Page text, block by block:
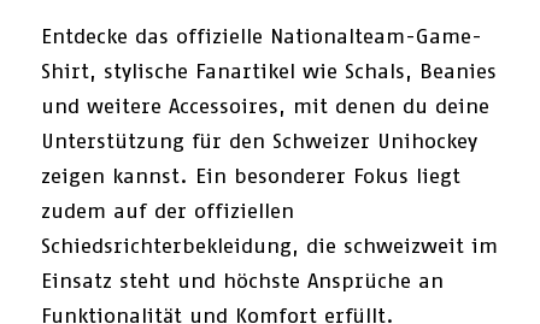
Entdecke das offizielle Nationalteam-Game-
Shirt, stylische Fanartikel wie Schals, Beanies
und weitere Accessoires, mit denen du deine
Unterstützung für den Schweizer Unihockey
zeigen kannst. Ein besonderer Fokus liegt
zudem auf der offiziellen
Schiedsrichterbekleidung, die schweizweit im
Einsatz steht und höchste Ansprüche an
Funktionalität und Komfort erfüllt.